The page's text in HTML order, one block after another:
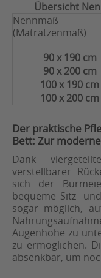
Übersicht
Nennmaß
(Matratzenmaß)
90 x 190 cm
90 x 200 cm
100 x 190 cm
100 x 200 cm
Der praktische
Bett: Zur
Dank
verstellbarer
sich der
bequeme Sitz-
sogar möglich,
Augenhöhe zu
zu ermöglichen.
absenkbar, um